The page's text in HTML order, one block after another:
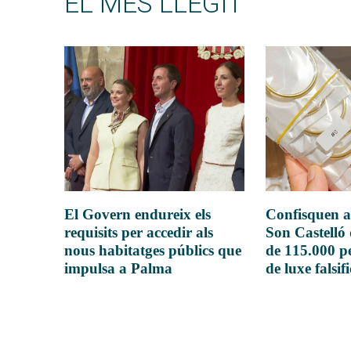
El Govern endureix els
requisits per accedir als
nous habitatges públics que
impulsa a Palma
Confisquen
Son Castelló
de 115.000
de luxe